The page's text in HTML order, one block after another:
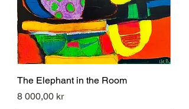
The Elephant in the Room
Pris
8 000,00 kr